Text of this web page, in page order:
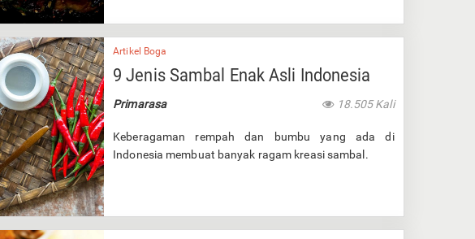
Artikel Boga
9 Jenis Sambal Enak Asli Indonesia
Primarasa 18.505 Kali
Keberagaman rempah dan bumbu yang ada di
Indonesia membuat banyak ragam kreasi sambal.